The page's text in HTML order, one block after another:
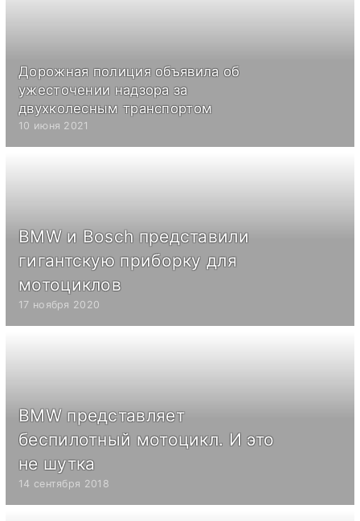
Дорожная полиция объявила об
ужесточении надзора за
двухколесным транспортом
10 июня 2021
BMW и Bosch представили
гигантскую приборку для
мотоциклов
17 ноября 2020
BMW представляет
беспилотный мотоцикл. И это
не шутка
14 сентября 2018